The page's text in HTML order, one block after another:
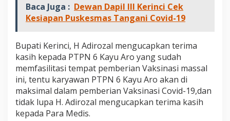
Baca Juga : Dewan Dapil III Kerinci Cek
Kesiapan Puskesmas Tangani Covid-19
Bupati Kerinci, H Adirozal mengucapkan terima
kasih kepada PTPN 6 Kayu Aro yang sudah
memfasilitasi tempat pemberian Vaksinasi massal
ini, tentu karyawan PTPN 6 Kayu Aro akan di
maksimal dalam pemberian Vaksinasi Covid-19,dan
tidak lupa H. Adirozal mengucapkan terima kasih
kepada Para Medis.